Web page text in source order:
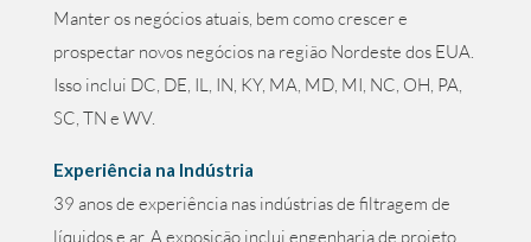
Manter os negócios atuais, bem como crescer e
prospectar novos negócios na região Nordeste dos EUA.
Isso inclui DC, DE, IL, IN, KY, MA, MD, MI, NC, OH, PA,
SC, TN e WV.
Experiência na Indústria
39 anos de experiência nas indústrias de filtragem de
líquidos e ar. A exposição inclui engenharia de projeto